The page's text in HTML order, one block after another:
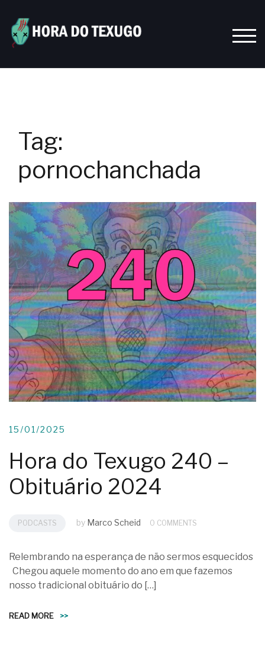
content
Tag:
pornochanchada
15/01/2025
Hora do Texugo 240 –
Obituário 2024
PODCASTS by Marco Scheid 0 COMMENTS
Relembrando na esperança de não sermos esquecidos
Chegou aquele momento do ano em que fazemos
nosso tradicional obituário do […]
READ MORE >>